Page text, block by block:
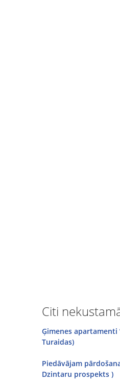
Citi
Ģimenes
Turaidas)
Piedāvājam
Dzintaru prospekts )